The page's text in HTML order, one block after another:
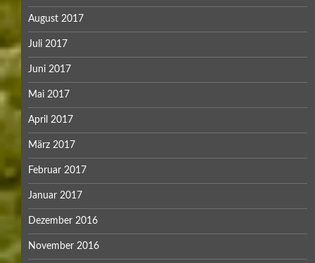
August 2017
Juli 2017
Juni 2017
Mai 2017
April 2017
März 2017
Februar 2017
Januar 2017
Dezember 2016
November 2016